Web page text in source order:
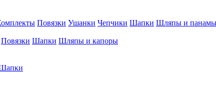
Повязки Ушанки Чепчики Шапки Шляпы и панамы
Повязки Шапки Шляпы и капоры